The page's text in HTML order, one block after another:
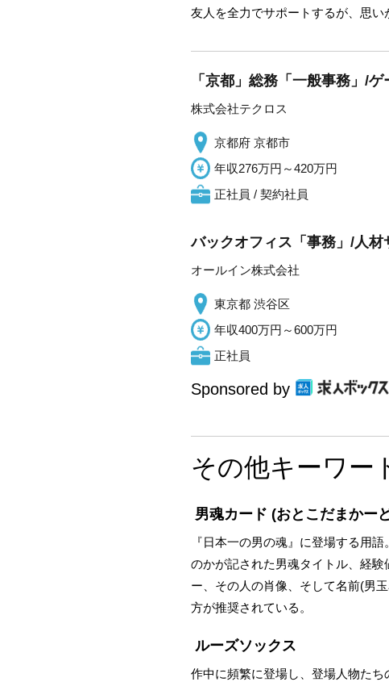
友人を全力でサポートするが、思い
「京都」総務「一般事務」/
株式会社テクロス
京都府 京都市
年収276万円～420万円
正社員 / 契約社員
バックオフィス「事務」/人材
オールイン株式会社
東京都 渋谷区
年収400万円～600万円
正社員
Sponsored by
その他キーワー
男魂カード (おとこだまかー
『日本一の男の魂』に登場する用
のかが記された男魂タイトル、経
ー、その人の肖像、そして名前(男
方が推奨されている。
ルーズソックス
作中に頻繁に登場し、登場人物たち